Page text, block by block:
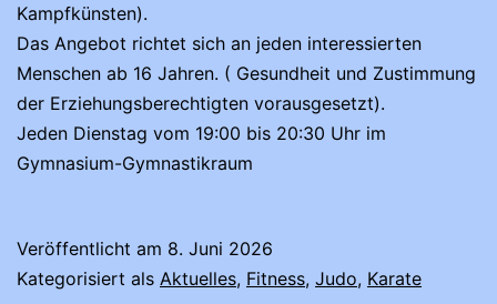
Kampfkünsten).
Das Angebot richtet sich an jeden interessierten
Menschen ab 16 Jahren. ( Gesundheit und Zustimmung
der Erziehungsberechtigten vorausgesetzt).
Jeden Dienstag vom 19:00 bis 20:30 Uhr im
Gymnasium-Gymnastikraum
Veröffentlicht am 8. Juni 2026
Kategorisiert als Aktuelles, Fitness, Judo, Karate